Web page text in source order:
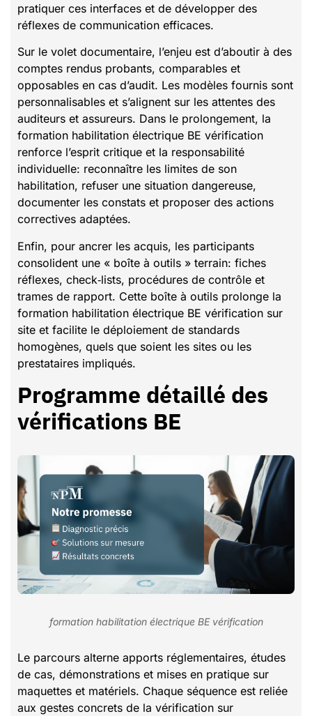
pratiquer ces interfaces et de développer des
réflexes de communication efficaces.
Sur le volet documentaire, l’enjeu est d’aboutir à des
comptes rendus probants, comparables et
opposables en cas d’audit. Les modèles fournis sont
personnalisables et s’alignent sur les attentes des
auditeurs et assureurs. Dans le prolongement, la
formation habilitation électrique BE vérification
renforce l’esprit critique et la responsabilité
individuelle: reconnaître les limites de son
habilitation, refuser une situation dangereuse,
documenter les constats et proposer des actions
correctives adaptées.
Enfin, pour ancrer les acquis, les participants
consolident une « boîte à outils » terrain: fiches
réflexes, check‑lists, procédures de contrôle et
trames de rapport. Cette boîte à outils prolonge la
formation habilitation électrique BE vérification sur
site et facilite le déploiement de standards
homogènes, quels que soient les sites ou les
prestataires impliqués.
Programme détaillé des
vérifications BE
formation habilitation électrique BE vérification
Le parcours alterne apports réglementaires, études
de cas, démonstrations et mises en pratique sur
maquettes et matériels. Chaque séquence est reliée
aux gestes concrets de la vérification sur